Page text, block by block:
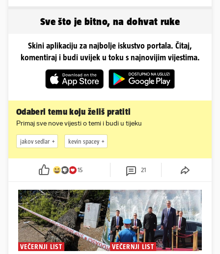
Sve što je bitno, na dohvat ruke
Skini aplikaciju za najbolje iskustvo portala. Čitaj,
komentiraj i budi uvijek u toku s najnovijim vijestima.
Odaberi temu koju želiš pratiti
Primaj sve nove vijesti o temi i budi u tijeku
jakov sedlar kevin spacey
15 21